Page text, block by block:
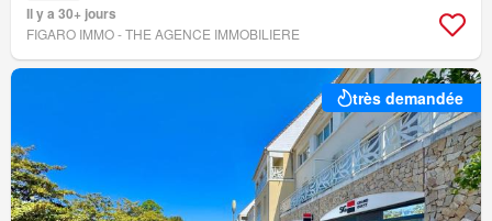
Il y a 30+ jours
FIGARO IMMO - THE AGENCE IMMOBILIERE
très demandée